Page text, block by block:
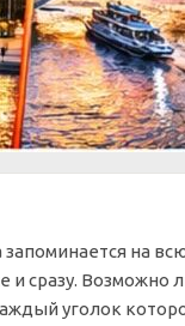
на
сразу. Возможно
уголок